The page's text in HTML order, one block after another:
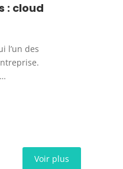
: cloud
l’un des
Voir plus